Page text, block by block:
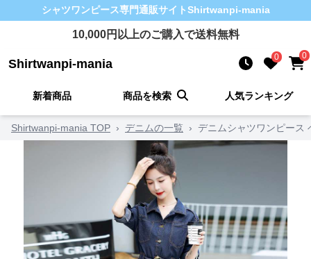
シャツワンピース専門通販サイトShirtwanpi-mania
10,000円以上のご購入で送料無料
Shirtwanpi-mania 0 0
新着商品 商品を検索 人気ランキング
Shirtwanpi-mania TOP › デニムの一覧 › デニムシャツワンピース